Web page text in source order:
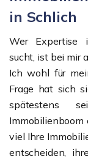
in Schlich
Wer Expertise
sucht, ist bei mir
Ich wohl für
Frage hat sich
spätestens
Immobilienboom
viel Ihre
entscheiden,